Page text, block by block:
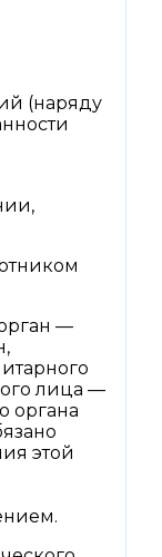
(наряду
—
лица —
органа
этой